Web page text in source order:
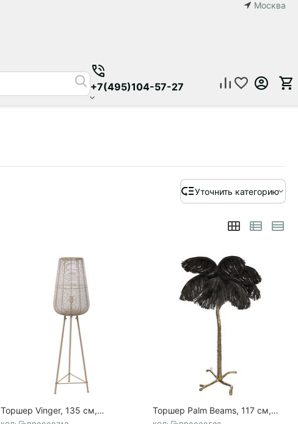
Москва
+7(495)104-57-27
Уточнить категорию
Торшер Vinger, 135 см,
бежевый, Bergenson Bjorn
Торшер Palm Beams, 117 см,
Bergenson Bjorn